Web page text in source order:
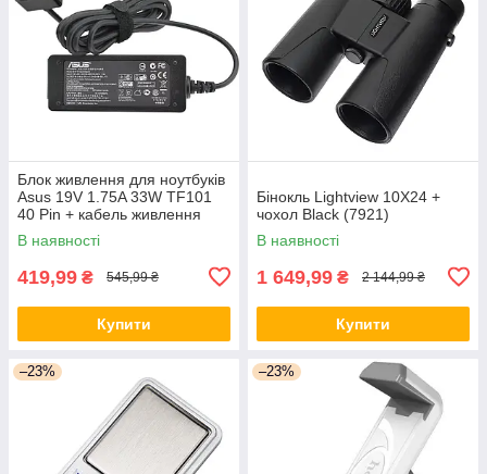
Блок живлення для ноутбуків
Asus 19V 1.75A 33W TF101
40 Pin + кабель живлення
В наявності
419,99 ₴ 545,99 ₴
Купити
Бінокль Lightview 10X24 +
чохол Black (7921)
В наявності
1 649,99 ₴ 2 144,99 ₴
Купити
–23% –23%